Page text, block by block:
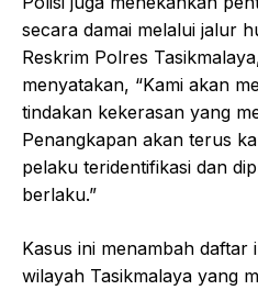
secara damai melalui jalur
Reskrim Polres
menyatakan, “Kami akan
tindakan kekerasan yang
Penangkapan akan terus
pelaku teridentifikasi dan
berlaku.”
Kasus ini menambah daftar
wilayah Tasikmalaya yang